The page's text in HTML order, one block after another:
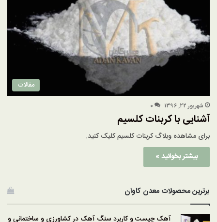
مقالات
شهریور ۲۲, ۱۳۹۶ ۰
آشنایی با کربنات کلسیم
برای مشاهده وبلاگ کربنات کلسیم کلیک کنید.
بیشتر بخوانید »
برترین محصولات معدن کاوان
آهک چیست و کاربرد سنگ آهک در کشاورزی و ساختمانی و